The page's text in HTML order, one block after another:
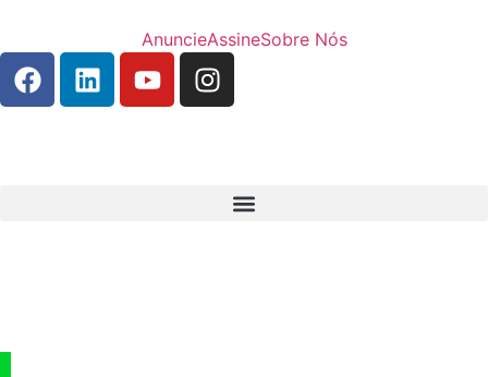
AnuncieAssineSobre Nós